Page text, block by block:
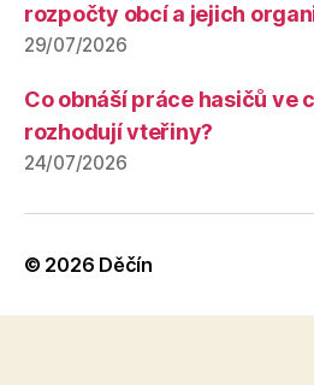
rozpočty obcí a jejich
29/07/2026
Co obnáší práce hasičů ve
rozhodují vteřiny?
24/07/2026
© 2026 Děčín